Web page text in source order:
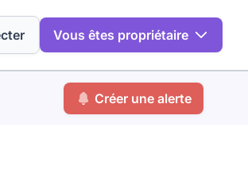
Vous êtes propriétaire
Créer une alerte